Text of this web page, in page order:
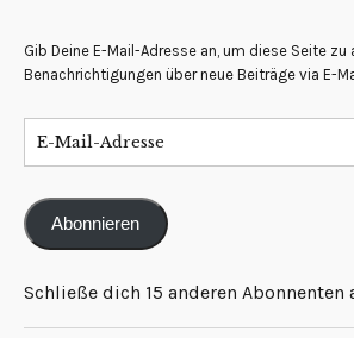
Gib Deine E-Mail-Adresse an, um diese Seite zu
Benachrichtigungen über neue Beiträge via E-
Abonnieren
Schließe dich 15 anderen Abonnenten